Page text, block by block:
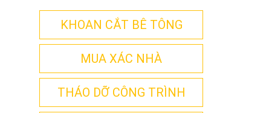
KHOAN CẮT BÊ TÔNG
MUA XÁC NHÀ
THÁO DỠ CÔNG TRÌNH